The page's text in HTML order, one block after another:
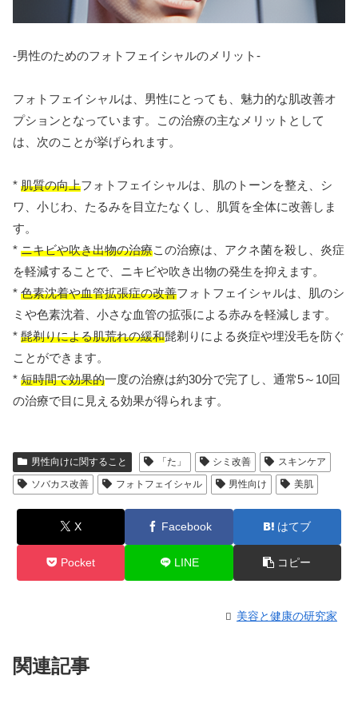
-男性のためのフォトフェイシャルのメリット-
フォトフェイシャルは、男性にとっても、魅力的な肌改善オ
プションとなっています。この治療の主なメリットとして
は、次のことが挙げられます。
* 肌質の向上フォトフェイシャルは、肌のトーンを整え、シ
ワ、小じわ、たるみを目立たなくし、肌質を全体に改善しま
す。
* ニキビや吹き出物の治療この治療は、アクネ菌を殺し、炎症
を軽減することで、ニキビや吹き出物の発生を抑えます。
* 色素沈着や血管拡張症の改善フォトフェイシャルは、肌のシ
ミや色素沈着、小さな血管の拡張による赤みを軽減します。
* 髭剃りによる肌荒れの緩和髭剃りによる炎症や埋没毛を防ぐ
ことができます。
* 短時間で効果的一度の治療は約30分で完了し、通常5～10回
の治療で目に見える効果が得られます。
男性向けに関すること 「た」 シミ改善
スキンケア
ソバカス改善
フォトフェイシャル 男性向け 美肌
X Facebook はてブ
Pocket LINE コピー
美容と健康の研究家
関連記事